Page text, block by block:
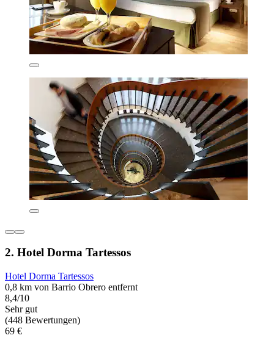
2. Hotel Dorma Tartessos
Hotel Dorma Tartessos
0,8 km von Barrio Obrero entfernt
8,4/10
Sehr gut
(448 Bewertungen)
69 €